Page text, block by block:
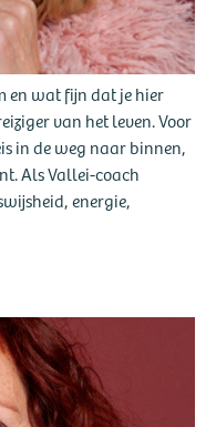
en wat fijn dat je hier
van het leven. Voor
in de weg naar binnen,
Als Vallei-coach
energie,